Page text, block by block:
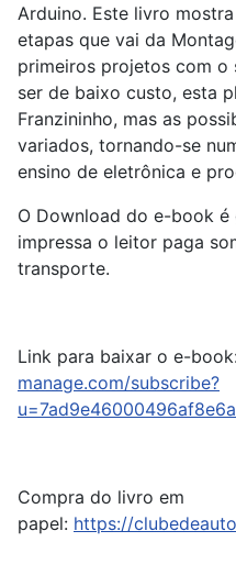
Arduino. Este livro
etapas que vai da
primeiros projetos com o
ser de baixo custo, esta
Franzininho, mas as
variados, tornando-se
ensino de eletrônica e
O Download do e-book é
impressa o leitor paga
transporte.
Link para baixar o e-
manage.com/subscribe?
Compra do livro em
papel: https://